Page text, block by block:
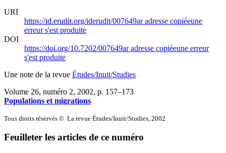
URI
https://id.erudit.org/iderudit/007649aradresse copiéeune
erreur s'est produite
DOI
https://doi.org/10.7202/007649aradresse copiéeune erreur
s'est produite
Une note de la revue Études/Inuit/Studies
Volume 26, numéro 2, 2002, p. 157–173
Populations et migrations
Tous droits réservés © La revue Études/Inuit/Studies, 2002
Feuilleter les articles de ce numéro